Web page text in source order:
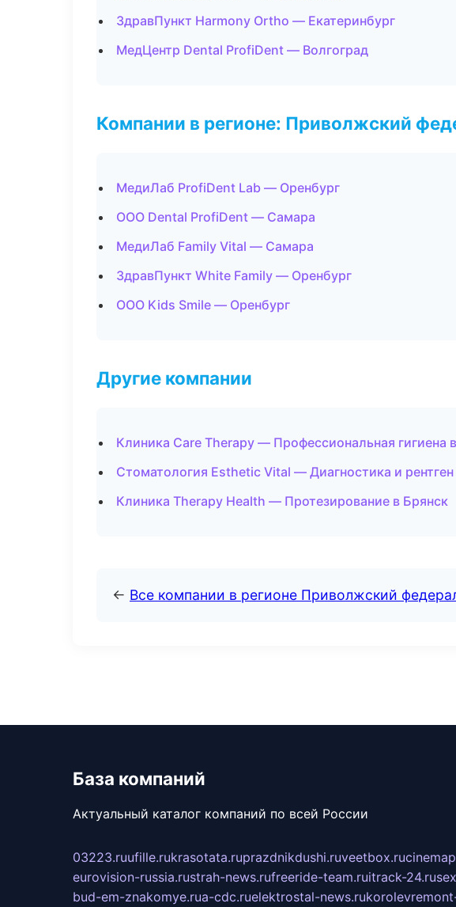
ЗдравПункт Harmony Ortho — Екатеринбург
МедЦентр Dental ProfiDent — Волгоград
Компании в регионе: Приволжский
МедиЛаб ProfiDent Lab — Оренбург
ООО Dental ProfiDent — Самара
МедиЛаб Family Vital — Самара
ЗдравПункт White Family — Оренбург
ООО Kids Smile — Оренбург
Другие компании
Клиника Care Therapy — Профессиональная гигиена
Стоматология Esthetic Vital — Диагностика и рентген
Клиника Therapy Health — Протезирование в Брянск
← Все компании в регионе Приволжский
База компаний
Актуальный каталог компаний по всей России
03223.ruufille.rukrasotata.ruprazdnikdushi.ruveetbox.ru
eurovision-russia.rustrah-news.rufreeride-team.ruitrack-24.ru
bud-em-znakomye.rua-cdc.ruelektrostal-news.ru